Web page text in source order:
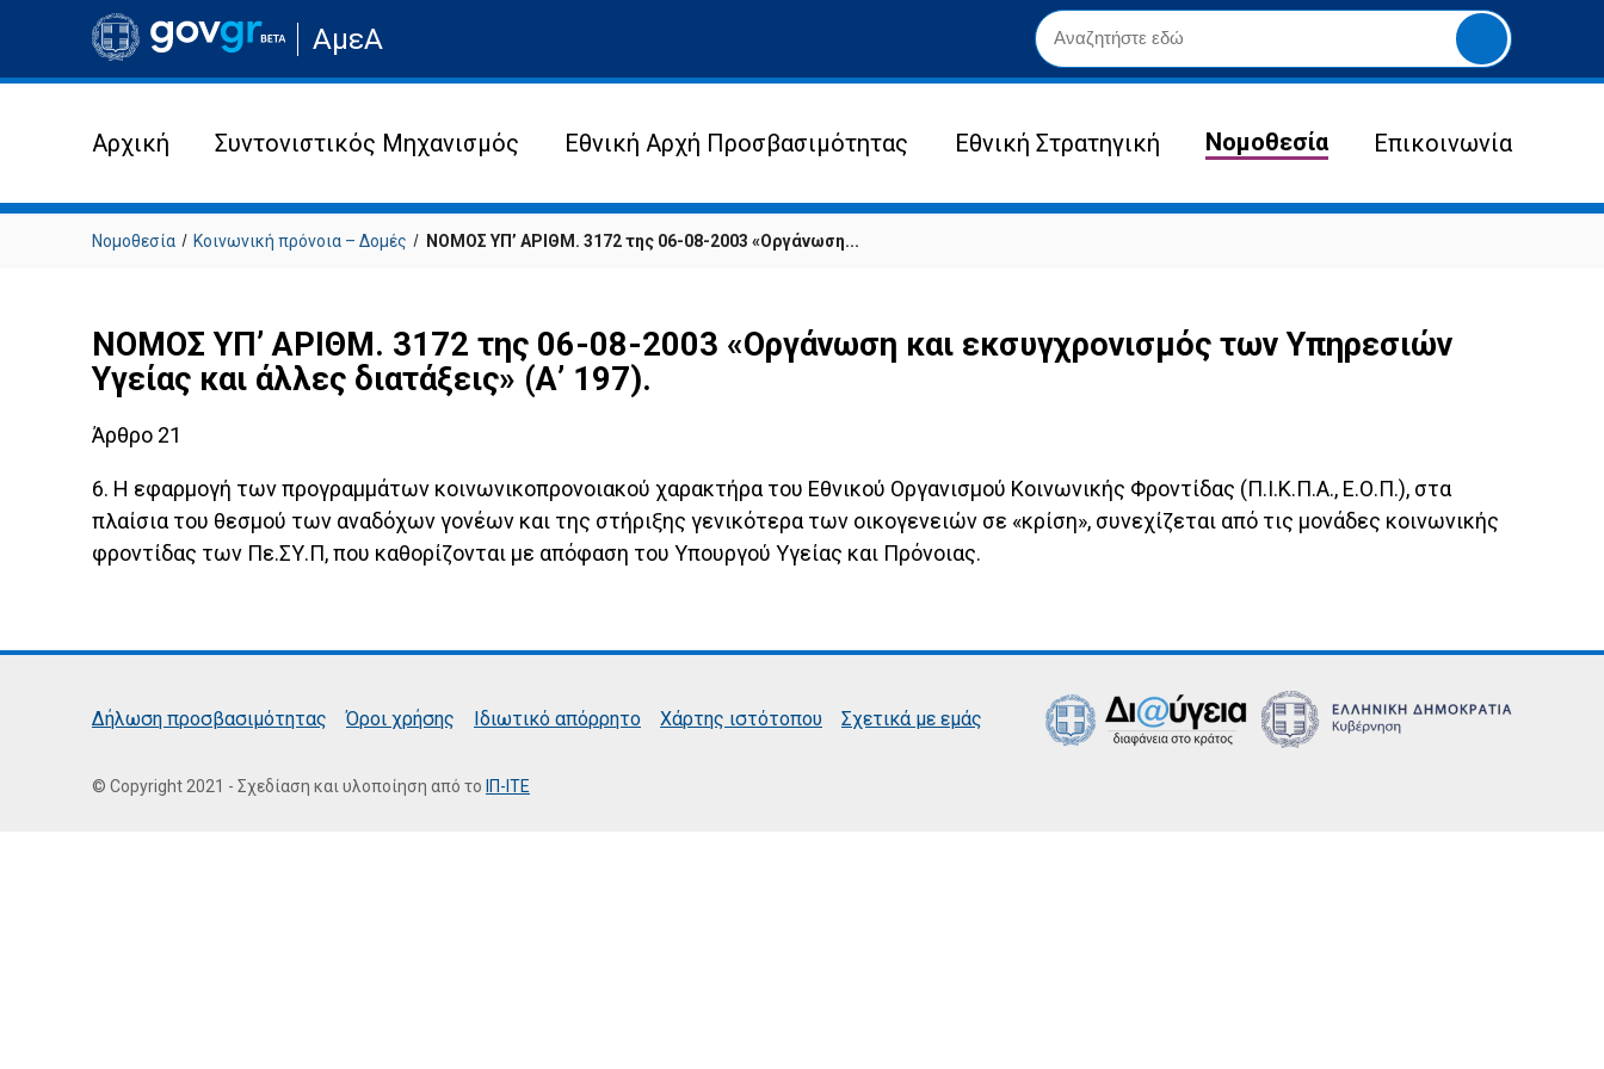
Μετάβαση
στην
σελίδα
ιστότοπου
ΑμεΑ
Yποβολή
αναζήτησης
Αρχική Συντονιστικός Μηχανισμός Εθνική Αρχή Προσβασιμότητας Εθνική Στρατηγική Νομοθεσία Επικοινωνία
Νομοθεσία Κοινωνική πρόνοια – Δομές ΝΟΜΟΣ ΥΠ’ ΑΡΙΘΜ. 3172 της 06-08-2003 «Οργάνωση...
ΝΟΜΟΣ ΥΠ’ ΑΡΙΘΜ. 3172 της 06-08-2003 «Οργάνωση και εκσυγχρονισμός των Υπηρεσιών
Υγείας και άλλες διατάξεις» (Α’ 197).
Άρθρο 21
6. Η εφαρμογή των προγραμμάτων κοινωνικοπρονοιακού χαρακτήρα του Εθνικού Οργανισμού Κοινωνικής Φροντίδας (Π.Ι.Κ.Π.Α., Ε.Ο.Π.), στα
πλαίσια του θεσμού των αναδόχων γονέων και της στήριξης γενικότερα των οικογενειών σε «κρίση», συνεχίζεται από τις μονάδες κοινωνικής
φροντίδας των Πε.ΣΥ.Π, που καθορίζονται με απόφαση του Υπουργού Υγείας και Πρόνοιας.
Δήλωση προσβασιμότητας Όροι χρήσης Ιδιωτικό απόρρητο Χάρτης ιστότοπου Σχετικά με εμάς
© Copyright 2021 - Σχεδίαση και υλοποίηση από το ΙΠ-ΙΤΕ